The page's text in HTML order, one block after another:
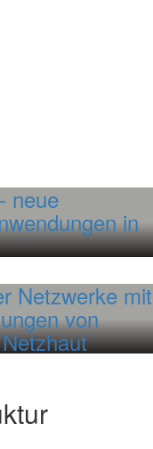
neue
in
Netzwerke mit
von